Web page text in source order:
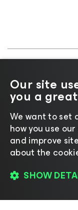
Aviso de
licenciamento
Our site
you a
We want to set
how you use
and improve
about the
SHOW